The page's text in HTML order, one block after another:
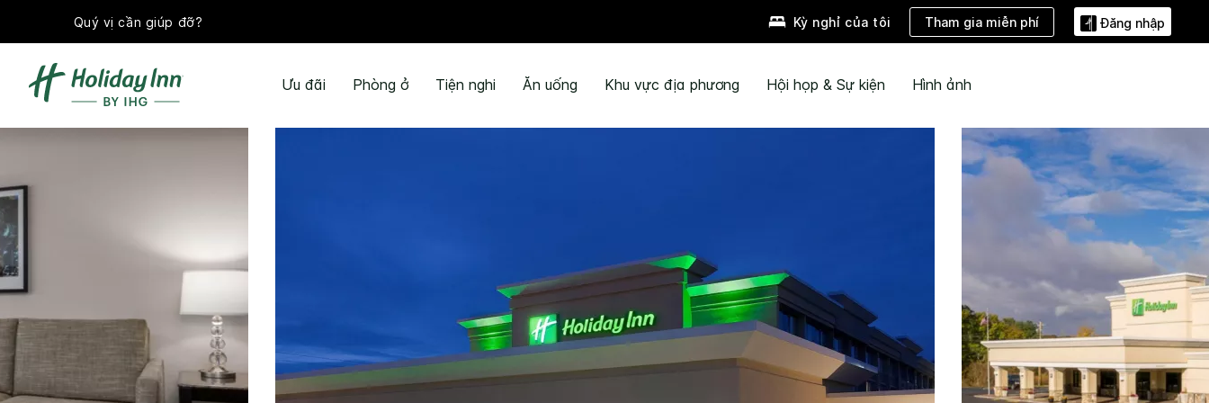
Quý vị cần giúp đỡ? Kỳ nghỉ của tôi Tham gia miễn phí Đăng nhập
Ưu đãi Phòng ở Tiện nghi Ăn uống Khu vực địa phương Hội họp & Sự kiện Hình ảnh